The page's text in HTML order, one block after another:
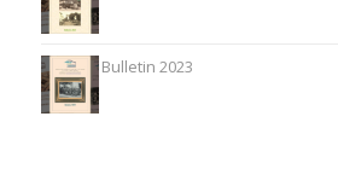
Bulletin 2023